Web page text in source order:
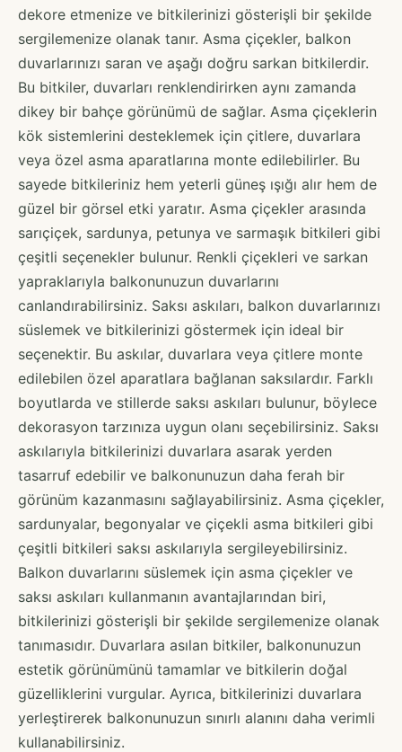
dekore etmenize ve bitkilerinizi gösterişli bir şekilde
sergilemenize olanak tanır. Asma çiçekler, balkon
duvarlarınızı saran ve aşağı doğru sarkan bitkilerdir.
Bu bitkiler, duvarları renklendirirken aynı zamanda
dikey bir bahçe görünümü de sağlar. Asma çiçeklerin
kök sistemlerini desteklemek için çitlere, duvarlara
veya özel asma aparatlarına monte edilebilirler. Bu
sayede bitkileriniz hem yeterli güneş ışığı alır hem de
güzel bir görsel etki yaratır. Asma çiçekler arasında
sarıçiçek, sardunya, petunya ve sarmaşık bitkileri gibi
çeşitli seçenekler bulunur. Renkli çiçekleri ve sarkan
yapraklarıyla balkonunuzun duvarlarını
canlandırabilirsiniz. Saksı askıları, balkon duvarlarınızı
süslemek ve bitkilerinizi göstermek için ideal bir
seçenektir. Bu askılar, duvarlara veya çitlere monte
edilebilen özel aparatlara bağlanan saksılardır. Farklı
boyutlarda ve stillerde saksı askıları bulunur, böylece
dekorasyon tarzınıza uygun olanı seçebilirsiniz. Saksı
askılarıyla bitkilerinizi duvarlara asarak yerden
tasarruf edebilir ve balkonunuzun daha ferah bir
görünüm kazanmasını sağlayabilirsiniz. Asma çiçekler,
sardunyalar, begonyalar ve çiçekli asma bitkileri gibi
çeşitli bitkileri saksı askılarıyla sergileyebilirsiniz.
Balkon duvarlarını süslemek için asma çiçekler ve
saksı askıları kullanmanın avantajlarından biri,
bitkilerinizi gösterişli bir şekilde sergilemenize olanak
tanımasıdır. Duvarlara asılan bitkiler, balkonunuzun
estetik görünümünü tamamlar ve bitkilerin doğal
güzelliklerini vurgular. Ayrıca, bitkilerinizi duvarlara
yerleştirerek balkonunuzun sınırlı alanını daha verimli
kullanabilirsiniz.